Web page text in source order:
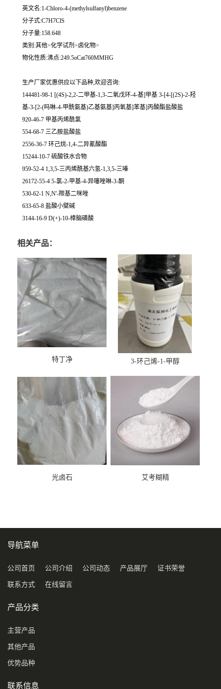
英文名:1-Chloro-4-(methylsulfanyl)benzene
分子式:C7H7ClS
分子量:158.648
类别:其他>化学试剂>卤化物>
物化性质:沸点:249.5oCat760MMHG
生产厂家优惠供应以下品种,欢迎咨询:
144481-98-1 [(4S)-2,2-二甲基-1,3-二氧戊环-4-基]甲基 3-[4-[(2S)-2-羟
基-3-[2-(吗啉-4-甲酰氨基)乙基氨基]丙氧基]苯基]丙酸酯盐酸盐
920-46-7 甲基丙烯酰氯
554-68-7 三乙胺盐酸盐
2556-36-7 环己烷-1,4-二异氰酸酯
15244-10-7 硫酸铁水合物
959-52-4 1,3,5-三丙烯酰基六氢-1,3,5-三嗪
26172-55-4 5-氯-2-甲基-4-异噻唑啉-3-酮
530-62-1 N,N'-羰基二咪唑
633-65-8 盐酸小檗碱
3144-16-9 D(+)-10-樟脑磺酸
相关产品：
特丁净 3-环己烯-1-甲醇
光卤石 艾考糊精
导航菜单
公司首页 公司介绍 公司动态 产品展厅 证书荣誉
联系方式 在线留言
产品分类
主营产品
其他产品
优势品种
联系信息